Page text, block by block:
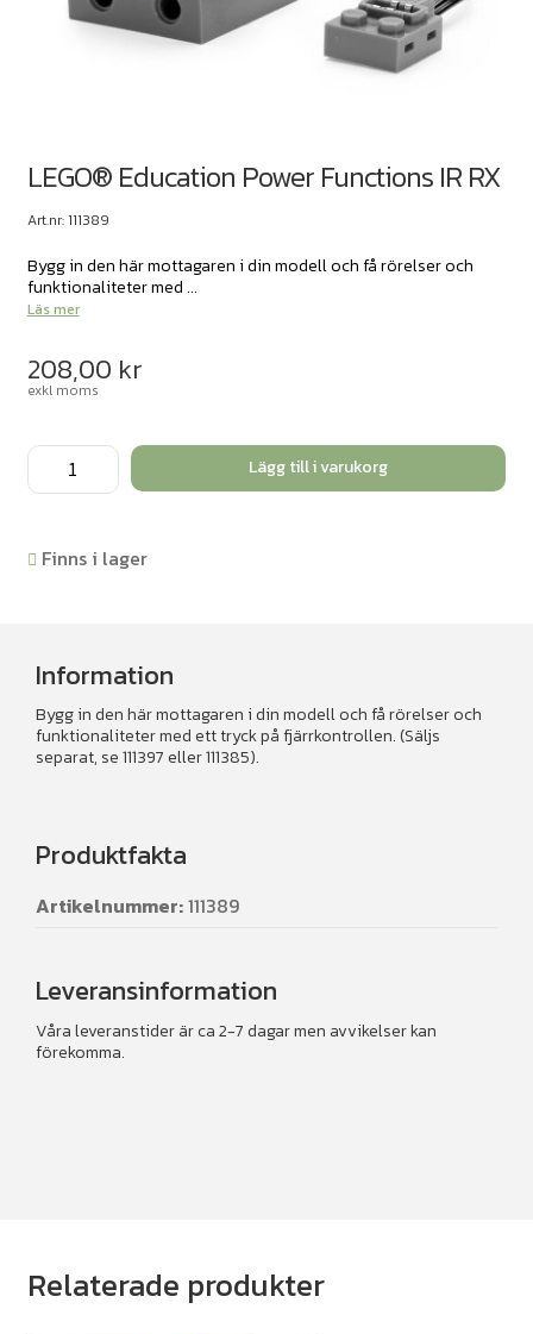
LEGO® Education Power Functions IR RX
Art.nr: 111389
Bygg in den här mottagaren i din modell och få rörelser och
funktionaliteter med ...
Läs mer
208,00 kr
exkl moms
LEGO®
Education
Functions
Lägg till i varukorg
Finns i lager
Information
Bygg in den här mottagaren i din modell och få rörelser och
funktionaliteter med ett tryck på fjärrkontrollen. (Säljs
separat, se 111397 eller 111385).
Produktfakta
Artikelnummer:111389
Leveransinformation
Våra leveranstider är ca 2-7 dagar men avvikelser kan
förekomma.
Relaterade produkter